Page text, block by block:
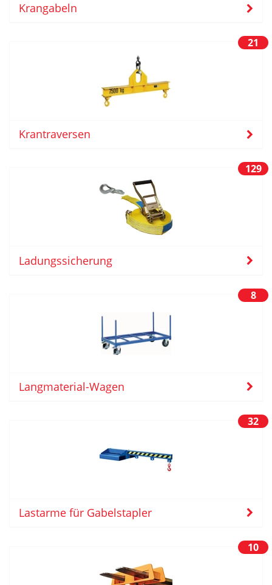
Krangabeln
21
Krantraversen
129
Ladungssicherung
8
Langmaterial-Wagen
32
Lastarme für Gabelstapler
10